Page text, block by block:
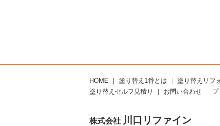
HOME ｜ 塗り替え1番とは ｜ 塗り替えリフ
塗り替えセルフ見積り
｜ お問い合わせ ｜
株式会社 川口リファイン